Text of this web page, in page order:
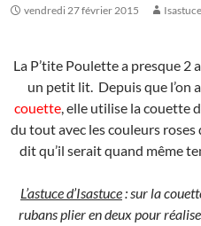
vendredi 27 février 2015 Isastuce
La P’tite Poulette a presque 2
un petit lit. Depuis que l’on
couette, elle utilise la couette
du tout avec les couleurs roses
dit qu’il serait quand même
L’astuce d’Isastuce: sur la
rubans plier en deux pour